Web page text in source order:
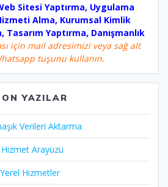
Sitesi Yaptırma, Uygulama
Alma, Kurumsal Kimlik
Tasarım Yaptırma, Danışmanlık
için mail adresimizi veya sağ alt
tuşunu kullanın.
YAZILAR
Verileri Aktarma
Hizmet Arayüzü
Yerel Hizmetler